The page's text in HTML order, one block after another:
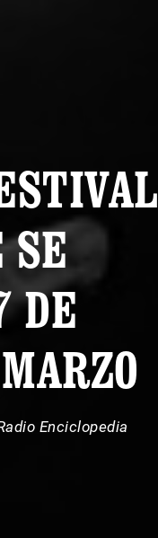
SE
DE
Enciclopedia